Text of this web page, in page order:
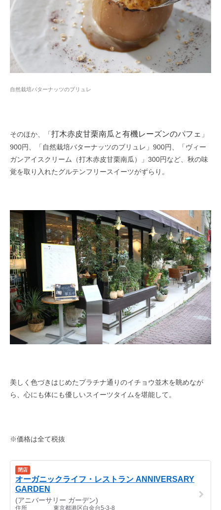
自然栽培バターナッツのブリュレ
そのほか、「打木赤皮甘栗南瓜と有機レーズンのパフェ 」
900円、「自然栽培バターナッツのブリュレ」900円、「ヴィー
ガンアイスクリーム（打木赤皮甘栗南瓜）」300円など、秋の味
覚を取り入れたグルテンフリースイーツがずらり。
美しく色づきはじめたプラチナ通りのイチョウ並木を眺めなが
ら、心にも体にも優しいスイーツタイムを堪能して。
※価格は全て税抜